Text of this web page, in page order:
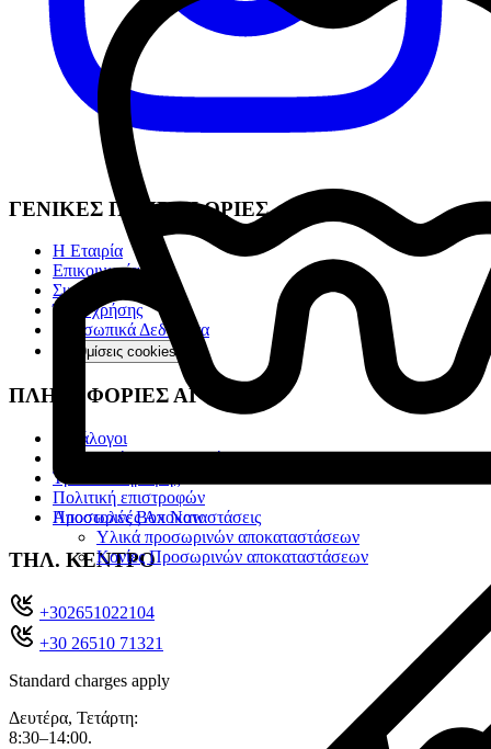
Προσωρινές Αποκαταστάσεις
Υλικά προσωρινών αποκαταστάσεων
Κονίες Προσωρινών αποκαταστάσεων
ΓΕΝΙΚΕΣ ΠΛΗΡΟΦΟΡΙΕΣ
Η Εταιρία
Επικοινωνία
Συχνές ερωτήσεις
Όροι χρήσης
Προσωπικά Δεδομένα
Ρυθμίσεις cookies
ΠΛΗΡΟΦΟΡΙΕΣ ΑΓΟΡΩΝ
Κατάλογοι
Αποστολή & Παραλαβή
Τρόποι πληρωμής
Πολιτική επιστροφών
Αποστολές Box Now
ΤΗΛ. ΚΕΝΤΡΟ
+302651022104
+30 26510 71321
Standard charges apply
Δευτέρα, Τετάρτη:
8:30–14:00.